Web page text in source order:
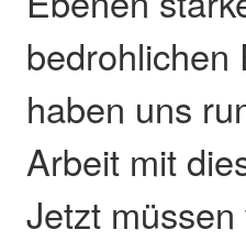
bedrohlichen
haben uns
Arbeit mit
Jetzt